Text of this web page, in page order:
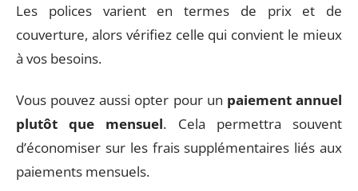
Les polices varient en termes de prix et de
couverture, alors vérifiez celle qui convient le mieux
à vos besoins.
Vous pouvez aussi opter pour un paiement annuel
plutôt que mensuel. Cela permettra souvent
d’économiser sur les frais supplémentaires liés aux
paiements mensuels.